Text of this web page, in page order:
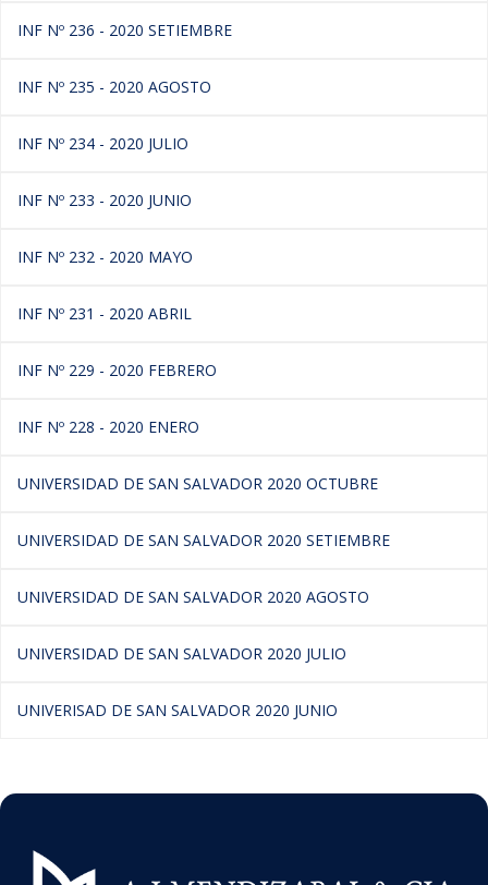
INF Nº 236 - 2020 SETIEMBRE
INF Nº 235 - 2020 AGOSTO
INF Nº 234 - 2020 JULIO
INF Nº 233 - 2020 JUNIO
INF Nº 232 - 2020 MAYO
INF Nº 231 - 2020 ABRIL
INF Nº 229 - 2020 FEBRERO
INF Nº 228 - 2020 ENERO
UNIVERSIDAD DE SAN SALVADOR 2020 OCTUBRE
UNIVERSIDAD DE SAN SALVADOR 2020 SETIEMBRE
UNIVERSIDAD DE SAN SALVADOR 2020 AGOSTO
UNIVERSIDAD DE SAN SALVADOR 2020 JULIO
UNIVERISAD DE SAN SALVADOR 2020 JUNIO